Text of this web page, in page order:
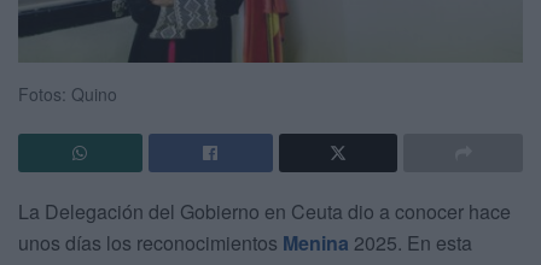
Fotos: Quino
La Delegación del Gobierno en Ceuta dio a conocer hace
unos días los reconocimientos Menina 2025. En esta